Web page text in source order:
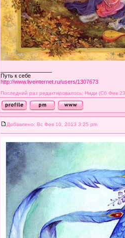
Путь к себе
http://www.liveinternet.ru/users/1307673
Последний раз редактировалось: Ниди (Сб Фев
Добавлено: Вс Фев 10, 2013 3:25 pm